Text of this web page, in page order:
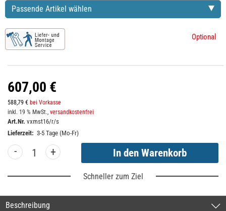
Passende Artikel wählen
Optional
607,00 €
588,79 € bei Vorkasse
inkl. 19 % MwSt., versandkostenfrei
Art.Nr. vxmst16/r/s
Lieferzeit: 3-5 Tage (Mo-Fr)
- +
Schneller zum Ziel
Beschreibung